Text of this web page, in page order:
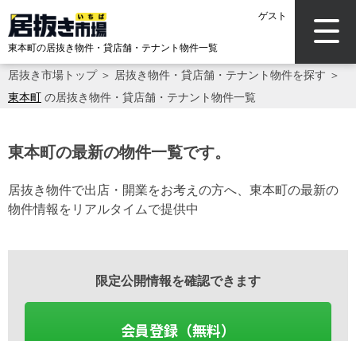
ゲスト
東本町の居抜き物件・貸店舗・テナント物件一覧
居抜き市場トップ＞ 居抜き物件・貸店舗・テナント物件を探す ＞
東本町 の居抜き物件・貸店舗・テナント物件一覧
東本町の最新の物件一覧です。
居抜き物件で出店・開業をお考えの方へ、東本町の最新の
物件情報をリアルタイムで提供中
限定公開情報を確認できます
会員登録（無料）